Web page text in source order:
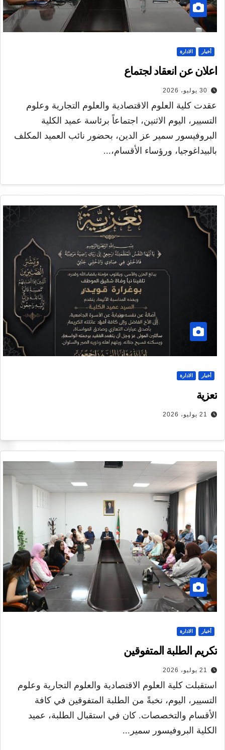
أخبار الادارة
اعلان عن انعقاد لجتماع
30 يوليو، 2026
عقدت كلية العلوم الاقتصادية والعلوم التجارية وعلوم
التسيير، اليوم الاثنين، اجتماعاً برئاسة عميد الكلية
البروفيسور سمير عز الدين، بحضور نائب العميد المكلف
بالبيداغوجيا، ورؤساء الأقسام،...
أخبار الادارة
تعزية
21 يوليو، 2026
أخبار الادارة
تكريم الطلبة المتفوقين
21 يوليو، 2026
استقبلت كلية العلوم الاقتصادية والعلوم التجارية وعلوم
التسيير، اليوم، نخبةً من الطلبة المتفوقين في كافة
الأقسام والتخصصات. كان في استقبال الطلبة، عميد
الكلية البروفيسور سمير...